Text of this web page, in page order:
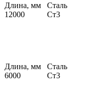
Длина, мм
12000
Сталь
Ст3
Длина, мм
6000
Сталь
Ст3